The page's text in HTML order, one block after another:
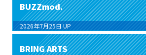
BUZZmod.
2026年7月25日 UP
BRING ARTS